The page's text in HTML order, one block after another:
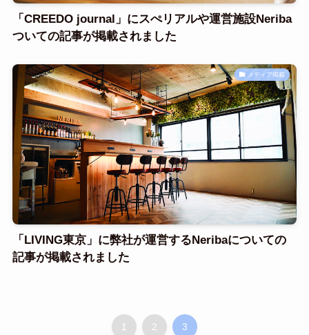
「CREEDO journal」にスぺリアルや運営施設Neriba
ついての記事が掲載されました
メディア掲載
「LIVING東京」に弊社が運営するNeribaについての
記事が掲載されました
1 2 3